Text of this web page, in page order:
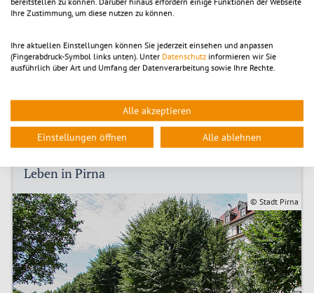
Hier finden Sie viele interessante Infos.
Stadt·Info
Leben in Pirna
© Stadt Pirna
Ihre Zustimmung, um diese nutzen zu können.
Ihre aktuellen Einstellungen können Sie jederzeit einsehen und anpassen
(Fingerabdruck-Symbol links unten). Unter Datenschutz informieren wir Sie
ausführlich über Art und Umfang der Datenverarbeitung sowie Ihre Rechte.
Alle akzeptieren
Einstellungen öffnen Alle ablehnen